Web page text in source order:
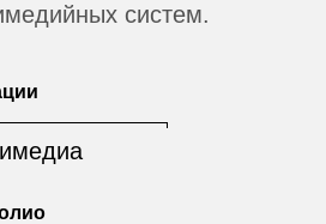
систем.